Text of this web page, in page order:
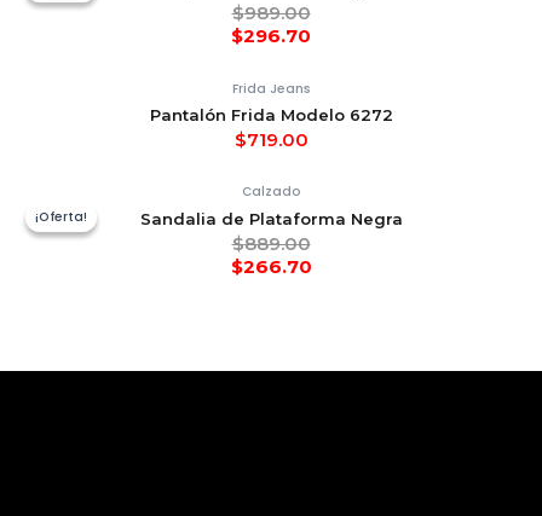
$989.00
$296.70
Frida Jeans
Pantalón Frida Modelo 6272
$719.00
¡Oferta!
¡Oferta!
Calzado
Sandalia de Plataforma Negra
$889.00
$266.70